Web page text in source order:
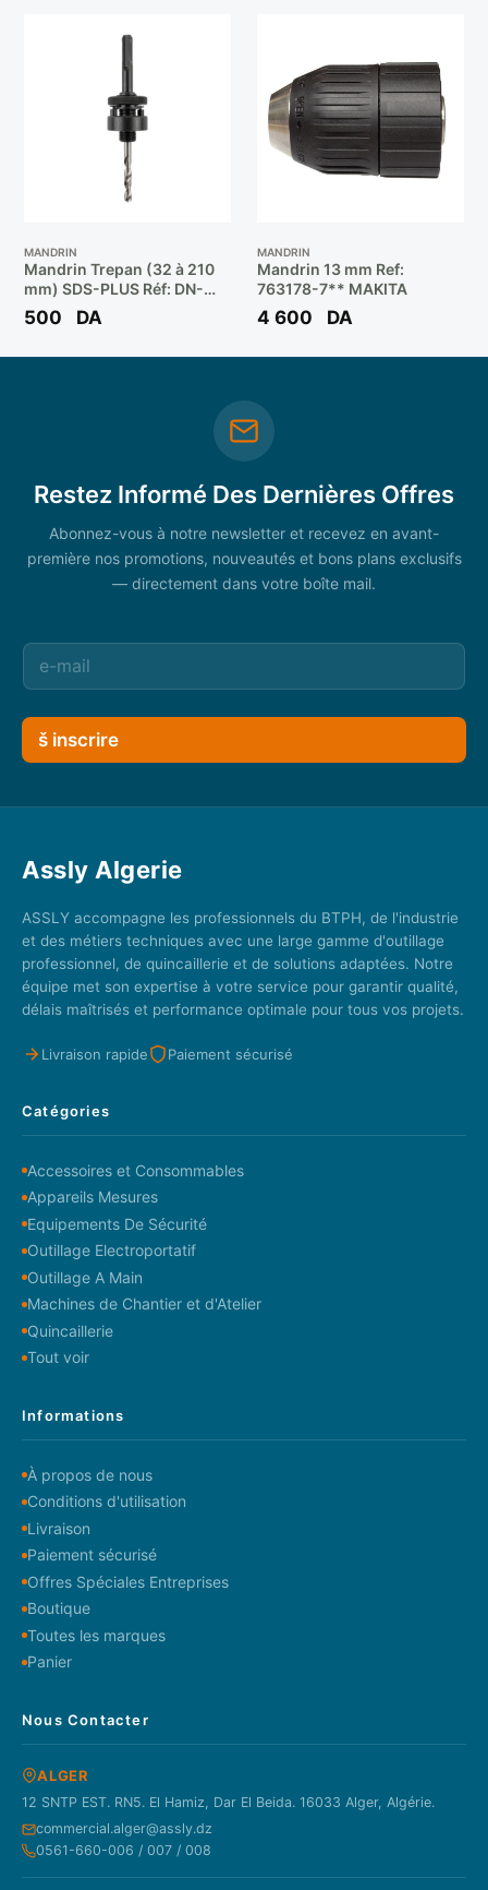
MANDRIN
Mandrin Trepan (32 à 210
mm) SDS-PLUS Réf: DN-
C271 ** DUNE
500 DA
MANDRIN
Mandrin 13 mm Ref:
763178-7** MAKITA
4 600 DA
Restez Informé Des Dernières Offres
Abonnez-vous à notre newsletter et recevez en avant-
première nos promotions, nouveautés et bons plans exclusifs
— directement dans votre boîte mail.
š inscrire
Assly Algerie
ASSLY accompagne les professionnels du BTPH, de l'industrie
et des métiers techniques avec une large gamme d'outillage
professionnel, de quincaillerie et de solutions adaptées. Notre
équipe met son expertise à votre service pour garantir qualité,
délais maîtrisés et performance optimale pour tous vos projets.
Livraison rapide Paiement sécurisé
Catégories
Accessoires et Consommables
Appareils Mesures
Equipements De Sécurité
Outillage Electroportatif
Outillage A Main
Machines de Chantier et d'Atelier
Quincaillerie
Tout voir
Informations
À propos de nous
Conditions d'utilisation
Livraison
Paiement sécurisé
Offres Spéciales Entreprises
Boutique
Toutes les marques
Panier
Nous Contacter
ALGER
12 SNTP EST. RN5. El Hamiz, Dar El Beida. 16033 Alger, Algérie.
commercial.alger@assly.dz
0561-660-006 / 007 / 008